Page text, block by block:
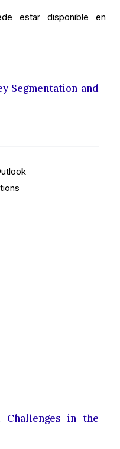
estar disponible en
Segmentation and
in the